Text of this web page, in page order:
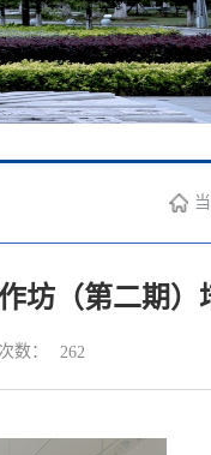
坊（第二期）
数： 262